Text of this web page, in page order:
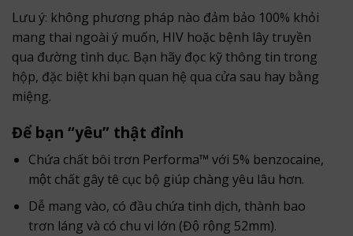
Lưu ý: không phương pháp nào đảm bảo 100% khỏi
mang thai ngoài ý muốn, HIV hoặc bệnh lây truyền
qua đường tình dục. Bạn hãy đọc kỹ thông tin trong
hộp, đặc biệt khi bạn quan hệ qua cửa sau hay bằng
miệng.
Để bạn “yêu” thật đỉnh
Chứa chất bôi trơn Performa™ với 5% benzocaine,
một chất gây tê cục bộ giúp chàng yêu lâu hơn.
Dễ mang vào, có đầu chứa tinh dịch, thành bao
trơn láng và có chu vi lớn (Độ rộng 52mm).